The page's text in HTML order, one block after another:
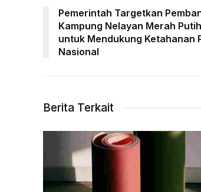
Pemerintah Targetkan
Kampung Nelayan Merah
untuk Mendukung Ketahanan
Nasional
Berita Terkait